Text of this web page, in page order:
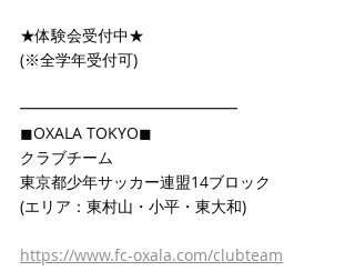
★体験会受付中★
(※全学年受付可)
━━━━━━━━━━━━━━
◼OXALA TOKYO◼
クラブチーム
東京都少年サッカー連盟14ブロック
(エリア：東村山・小平・東大和)
https://www.fc-oxala.com/clubteam